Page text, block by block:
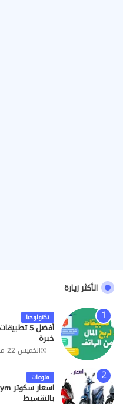
الأكثر زيارة
تكنولوجيا
أفضل 5
خبرة
الخميس 22 مايو 2025
منوعات
بالتقسيط